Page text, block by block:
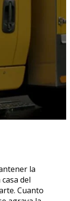
la
del
Cuanto